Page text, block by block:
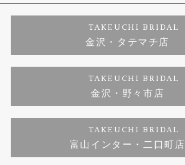
婚約ネックレス
ダイヤモンド
ジュエリーリフォーム
プロポーズサポート
ブランドリスト
福井指輪工房｜手作りペアリング
福井指輪工房｜手作り結婚指輪 and 婚約指輪
お客様の声
プライバシーポリシー
TAKEUCHI BRIDAL
金沢・タテマチ店
TAKEUCHI BRIDAL
金沢・野々市店
TAKEUCHI BRIDAL
富山インター・二口町店